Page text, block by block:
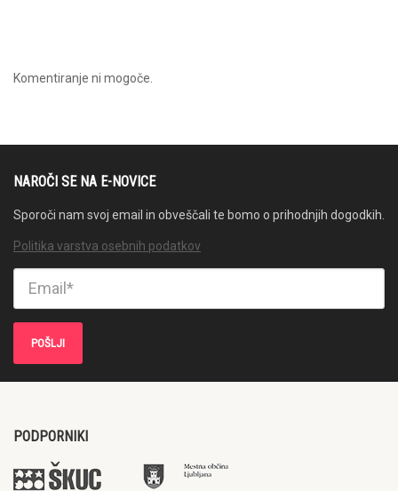
Komentiranje ni mogoče.
NAROČI SE NA E-NOVICE
Sporoči nam svoj email in obveščali te bomo o prihodnjih dogodkih.
Politika varstva osebnih podatkov
PODPORNIKI